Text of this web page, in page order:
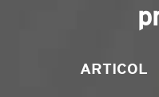
ARTICOL